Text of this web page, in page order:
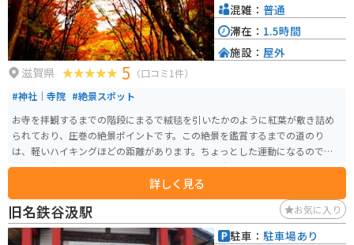
る場所です。ドライブやツーリングの際には、ぜひ立ち寄ってみてくださ
い。
滋賀県 5 （口コミ1件）
#神社｜寺院 #絶景スポット
お寺を拝観するまでの階段にまるで絨毯を引いたかのように紅葉が敷き詰め
られており、圧巻の絶景ポイントです。この絶景を鑑賞するまでの道のり
は、軽いハイキングほどの距離があります。ちょっとした運動になるので、
普段体を動かさない人も景色を楽しみながら体を動かせます。
詳しく見る
混雑： 普通
滞在： 1.5時間
施設： 屋外
旧名鉄谷汲駅 お気に入り
駐車： 駐車場あり